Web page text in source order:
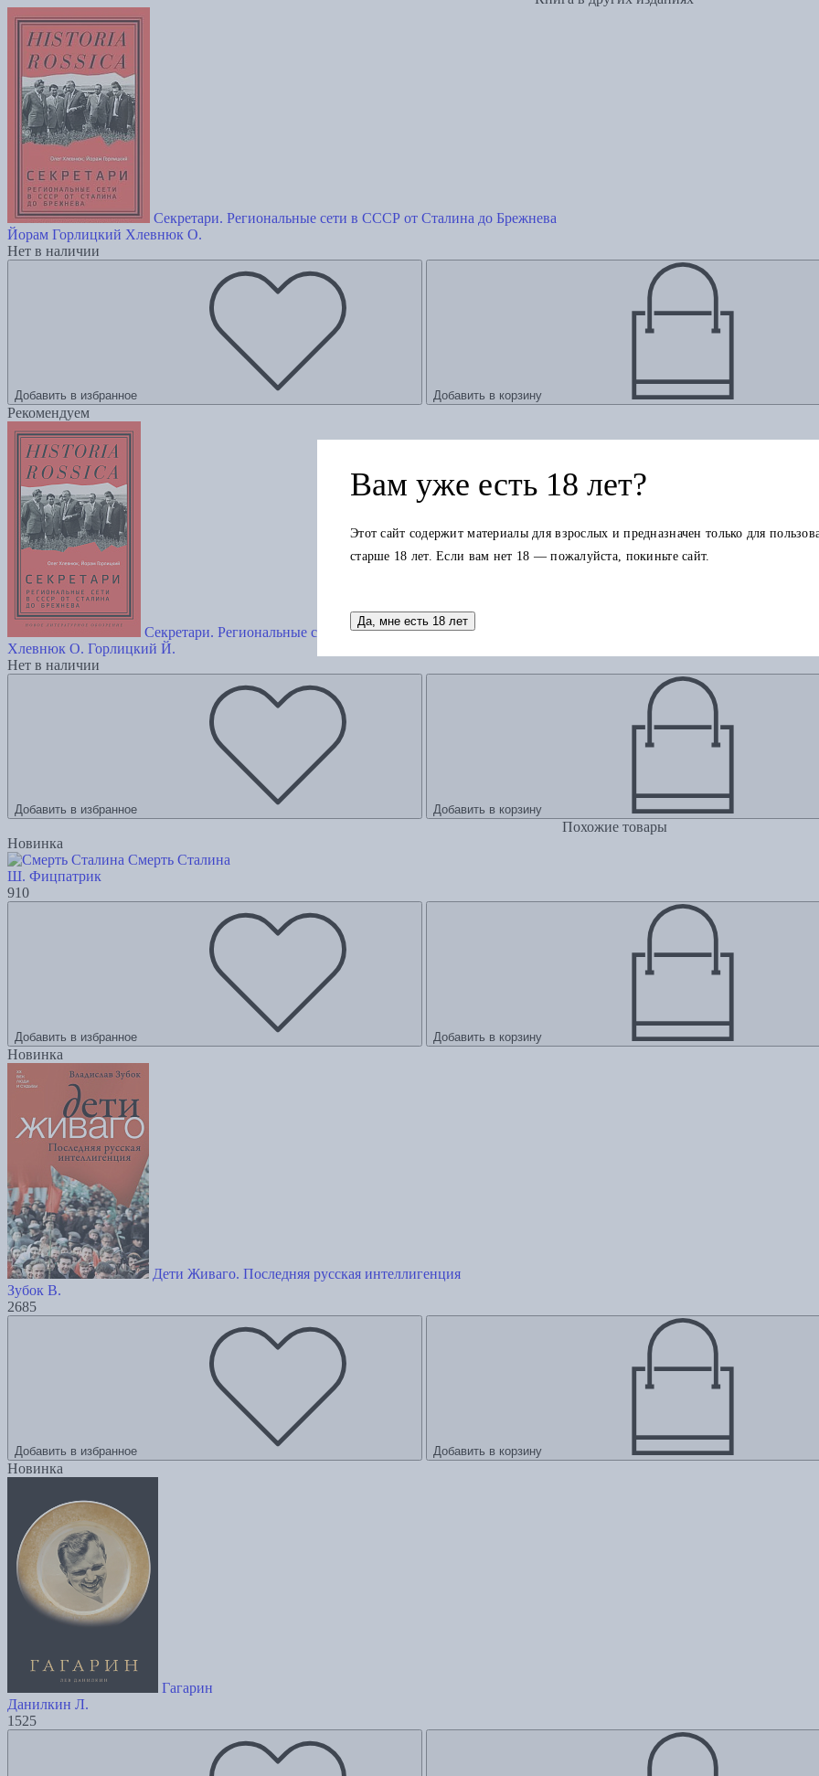
Секретари. Региональные сети в СССР от Сталина до Брежнева
Йорам Горлицкий Хлевнюк О.
Нет в наличии
Добавить в избранное Добавить в корзину
Рекомендуем
Секретари. Региональные сети в СССР от Сталина до Брежнева
Хлевнюк О. Горлицкий Й.
Нет в наличии
Добавить в избранное Добавить в корзину
Похожие товары
Новинка
Смерть Сталина
Ш. Фицпатрик
910
Добавить в избранное Добавить в корзину
Новинка
Дети Живаго. Последняя русская интеллигенция
Зубок В.
2685
Добавить в избранное Добавить в корзину
Новинка
Гагарин
Данилкин Л.
1525
Вам уже есть 18 лет?
Этот сайт содержит материалы для взрослых и предназначен только для
старше 18 лет. Если вам нет 18 — пожалуйста, покиньте сайт.
Да, мне есть 18 лет